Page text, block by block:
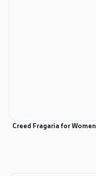
عطر ادکلن کرید فراگاریا ادوپرفیوم زنانه Creed Fragaria for Women